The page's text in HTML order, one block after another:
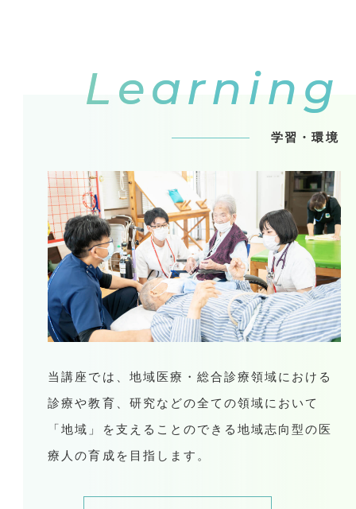
Learning
学習・環境
当講座では、地域医療・総合診療領域における
診療や教育、研究などの全ての領域において
「地域」を支えることのできる地域志向型の医
療人の育成を目指します。